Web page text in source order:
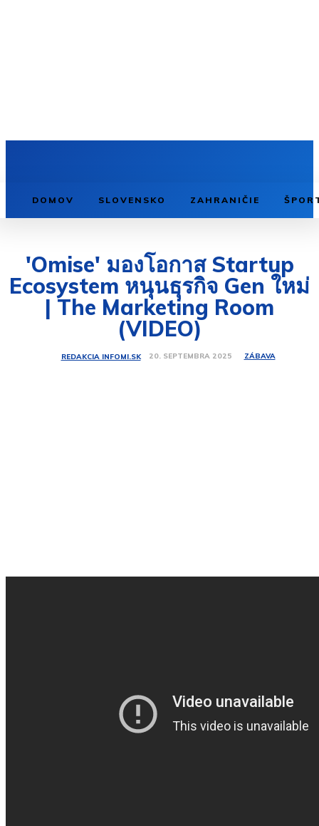
DOMOV SLOVENSKO ZAHRANIČIE
'Omise' มองโอกาส Startup
Ecosystem หนุนธุรกิจ Gen ใหม่
| The Marketing Room
(VIDEO)
REDAKCIA INFOMI.SK 20. SEPTEMBRA 2025 ZÁBAVA